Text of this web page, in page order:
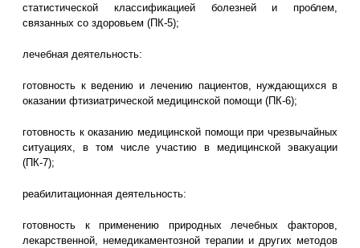
статистической классификацией болезней и проблем,
связанных со здоровьем (ПК-5);
лечебная деятельность:
готовность к ведению и лечению пациентов, нуждающихся в
оказании фтизиатрической медицинской помощи (ПК-6);
готовность к оказанию медицинской помощи при чрезвычайных
ситуациях, в том числе участию в медицинской эвакуации
(ПК-7);
реабилитационная деятельность:
готовность к применению природных лечебных факторов,
лекарственной, немедикаментозной терапии и других методов